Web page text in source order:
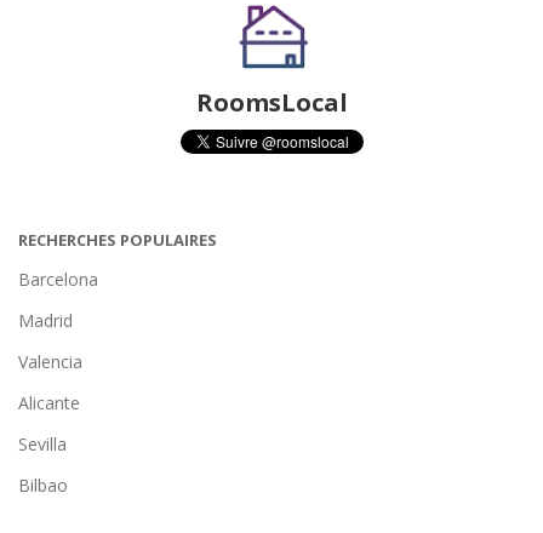
RoomsLocal
RECHERCHES POPULAIRES
Barcelona
Madrid
Valencia
Alicante
Sevilla
Bilbao